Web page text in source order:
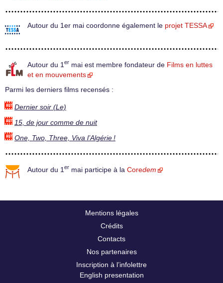
Autour du 1er mai coordonne également le projet TESSA
Autour du 1 er mai est membre fondateur de Films en luttes
et en mouvements
Parmi les derniers films recensés :
Dernier soir (Le)
15, de jour comme de nuit
One, Two, Three, Viva l’Algérie !
Autour du 1 er mai participe à la Coredem
Mentions légales
Crédits
Contacts
Nos partenaires
Inscription à l’infolettre
English presentation